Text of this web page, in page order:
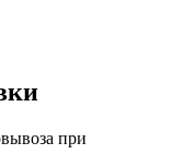
при